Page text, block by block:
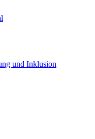
und Inklusion